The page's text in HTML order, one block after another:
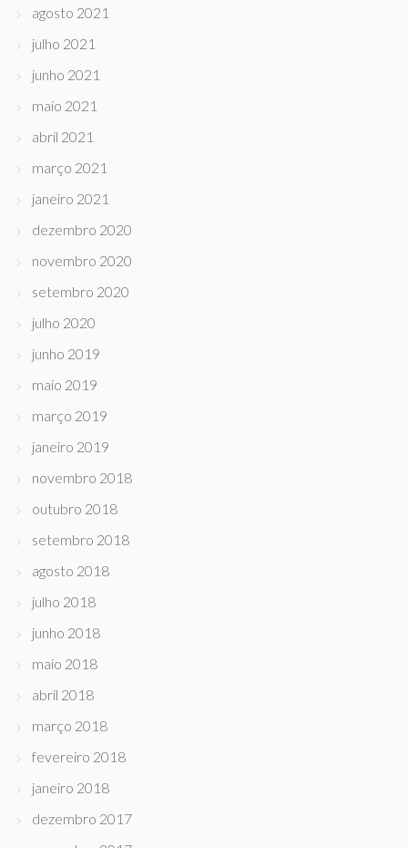
agosto 2021
julho 2021
junho 2021
maio 2021
abril 2021
março 2021
janeiro 2021
dezembro 2020
novembro 2020
setembro 2020
julho 2020
junho 2019
maio 2019
março 2019
janeiro 2019
novembro 2018
outubro 2018
setembro 2018
agosto 2018
julho 2018
junho 2018
maio 2018
abril 2018
março 2018
fevereiro 2018
janeiro 2018
dezembro 2017